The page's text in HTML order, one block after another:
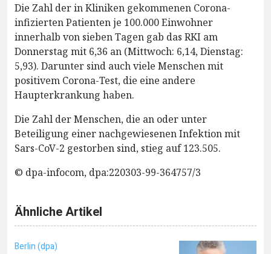
Die Zahl der in Kliniken gekommenen Corona-
infizierten Patienten je 100.000 Einwohner
innerhalb von sieben Tagen gab das RKI am
Donnerstag mit 6,36 an (Mittwoch: 6,14, Dienstag:
5,93). Darunter sind auch viele Menschen mit
positivem Corona-Test, die eine andere
Haupterkrankung haben.
Die Zahl der Menschen, die an oder unter
Beteiligung einer nachgewiesenen Infektion mit
Sars-CoV-2 gestorben sind, stieg auf 123.505.
© dpa-infocom, dpa:220303-99-364757/3
Ähnliche Artikel
Berlin (dpa)